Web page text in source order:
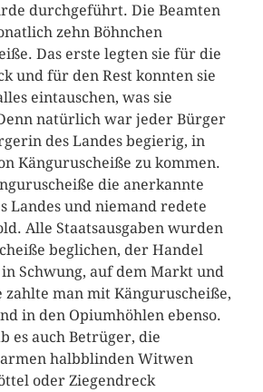
durchgeführt. Die Beamten
zehn Böhnchen
Das erste legten sie für die
und für den Rest konnten sie
eintauschen, was sie
natürlich war jeder Bürger
des Landes begierig, in
Känguruscheiße zu kommen.
die anerkannte
Landes und niemand redete
Alle Staatsausgaben wurden
beglichen, der Handel
Schwung, auf dem Markt und
zahlte man mit Känguruscheiße,
in den Opiumhöhlen ebenso.
es auch Betrüger, die
halbblinden Witwen
oder Ziegendreck